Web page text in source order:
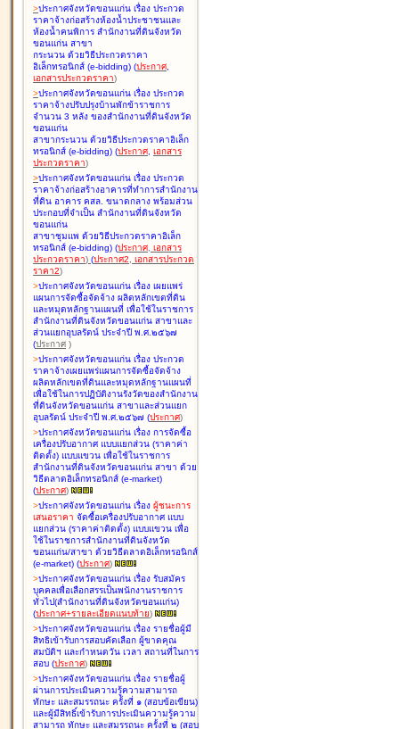
>ประกาศจังหวัดขอนแก่น เรื่อง ประกวด
ราคาจ้างก่อสร้างห้องน้ำประชาชนและ
ห้องน้ำคนพิการ สำนักงานที่ดินจังหวัด
ขอนแก่น สาขา
กระนวน ด้วยวิธีประกวดราคา
อิเล็กทรอนิกส์ (e-bidding) (ประกาศ,
เอกสารประกวดราคา)
>ประกาศจังหวัดขอนแก่น เรื่อง ประกวด
ราคาจ้างปรับปรุงบ้านพักข้าราชการ
จำนวน 3 หลัง ของสำนักงานที่ดินจังหวัด
ขอนแก่น
สาขากระนวน ด้วยวิธีประกวดราคาอิเล็ก
ทรอนิกส์ (e-bidding) (ประกาศ, เอกสาร
ประกวดราคา)
>ประกาศจังหวัดขอนแก่น เรื่อง ประกวด
ราคาจ้างก่อสร้างอาคารที่ทำการสำนักงาน
ที่ดิน อาคาร คสล. ขนาดกลาง พร้อมส่วน
ประกอบที่จำเป็น สำนักงานที่ดินจังหวัด
ขอนแก่น
สาขาชุมแพ ด้วยวิธีประกวดราคาอิเล็ก
ทรอนิกส์ (e-bidding) (ประกาศ, เอกสาร
ประกวดราคา) (ประกาศ2, เอกสารประกวด
ราคา2)
>ประกาศจังหวัดขอนแก่น เรื่อง เผยแพร่
แผนการจัดซื้อจัดจ้าง ผลิตหลักเขตที่ดิน
และหมุดหลักฐานแผนที่ เพื่อใช้ในราชการ
สำนักงานที่ดินจังหวัดขอนแก่น สาขาและ
ส่วนแยกอุบลรัตน์ ประจำปี พ.ศ.๒๕๖๗
(ประกาศ )
>ประกาศจังหวัดขอนแก่น เรื่อง ประกวด
ราคาจ้างเผยแพร่แผนการจัดซื้อจัดจ้าง
ผลิตหลักเขตที่ดินและหมุดหลักฐานแผนที่
เพื่อใช้ในการปฏิบัติงานรังวัดของสำนักงาน
ที่ดินจังหวัดขอนแก่น สาขาและส่วนแยก
อุบลรัตน์ ประจำปี พ.ศ.๒๕๖๗ (ประกาศ)
>ประกาศจังหวัดขอนแก่น เรื่อง การจัดซื้อ
เครื่องปรับอากาศ แบบแยกส่วน (ราคาค่า
ติดตั้ง) แบบแขวน เพื่อใช้ในราชการ
สำนักงานที่ดินจังหวัดขอนแก่น สาขา ด้วย
วิธีตลาดอิเล็กทรอนิกส์ (e-market)
(ประกาศ)
>ประกาศจังหวัดขอนแก่น เรื่อง ผู้ชนะการ
เสนอราคา จัดซื้อเครื่องปรับอากาศ แบบ
แยกส่วน (ราคาค่าติดตั้ง) แบบแขวน เพื่อ
ใช้ในราชการสำนักงานที่ดินจังหวัด
ขอนแก่น/สาขา ด้วยวิธีตลาดอิเล็กทรอนิกส์
(e-market) (ประกาศ)
>ประกาศจังหวัดขอนแก่น เรื่อง รับสมัคร
บุคคลเพื่อเลือกสรรเป็นพนักงานราชการ
ทั่วไป(สำนักงานที่ดินจังหวัดขอนแก่น)
(ประกาศ+รายละเอียดแนบท้าย)
>ประกาศจังหวัดขอนแก่น เรื่อง รายชื่อผู้มี
สิทธิเข้ารับการสอบคัดเลือก ผู้ขาดคุณ
สมบัติฯ และกำหนดวัน เวลา สถานที่ในการ
สอบ (ประกาศ)
>ประกาศจังหวัดขอนแก่น เรื่อง รายชื่อผู้
ผ่านการประเมินความรู้ความสามารถ
ทักษะ และสมรรถนะ ครั้งที่ ๑ (สอบข้อเขียน)
และผู้มีสิทธิ์เข้ารับการประเมินความรู้ความ
สามารถ ทักษะ และสมรรถนะ ครั้งที่ ๒ (สอบ